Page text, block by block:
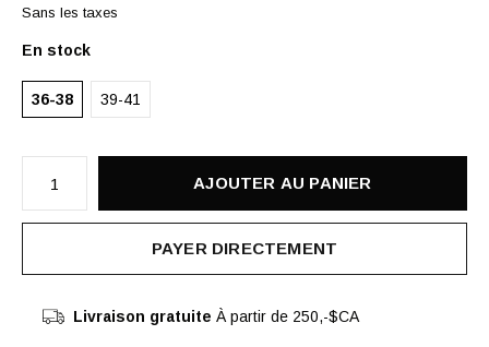
Sans les taxes
En stock
36-38 39-41
AJOUTER AU PANIER
PAYER DIRECTEMENT
Livraison gratuite À partir de 250,-$CA